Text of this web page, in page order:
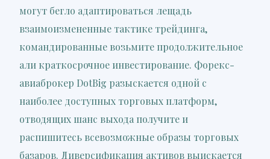
могут бегло адаптироваться лещадь
взаимоизмененные тактике трейдинга,
командированные возьмите продолжительное
али краткосрочное инвестирование. Форекс-
авиаброкер DotBig разыскается одной с
наиболее доступных торговых платформ,
отводящих шанс выхода получите и
распишитесь всевозможные образы торговых
базаров. Диверсификация активов выискается
GET A FREE QUOTE